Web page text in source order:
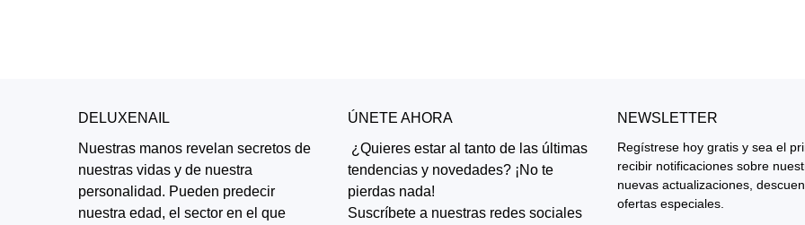
DELUXENAIL
Nuestras manos revelan secretos de
nuestras vidas y de nuestra
personalidad. Pueden predecir
nuestra edad, el sector en el que
ÚNETE AHORA
¿Quieres estar al tanto de las últimas
tendencias y novedades? ¡No te
pierdas nada!
Suscríbete a nuestras redes sociales
NEWSLETTER
Regístrese hoy gratis y sea el
recibir notificaciones sobre
nuevas actualizaciones,
ofertas especiales.